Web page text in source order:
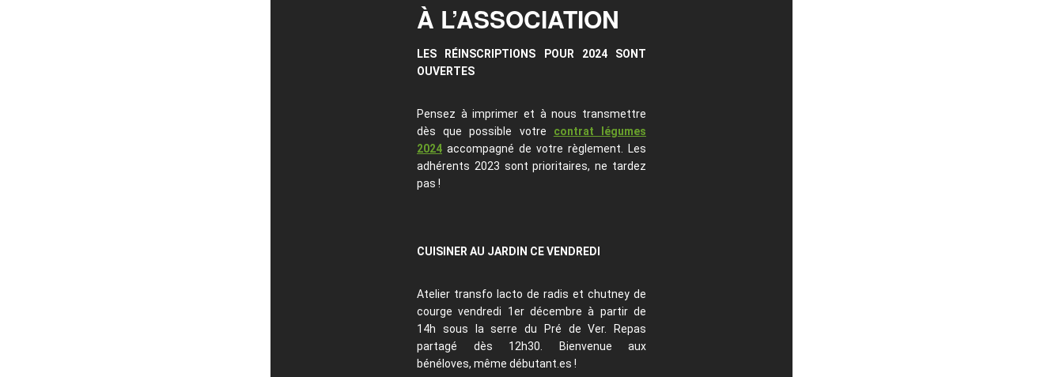
À L’ASSOCIATION
LES RÉINSCRIPTIONS POUR 2024 SONT
OUVERTES
Pensez à imprimer et à nous transmettre
dès que possible votre contrat légumes
2024 accompagné de votre règlement. Les
adhérents 2023 sont prioritaires, ne tardez
pas !
CUISINER AU JARDIN CE VENDREDI
Atelier transfo lacto de radis et chutney de
courge vendredi 1er décembre à partir de
14h sous la serre du Pré de Ver. Repas
partagé dès 12h30. Bienvenue aux
bénéloves, même débutant.es !